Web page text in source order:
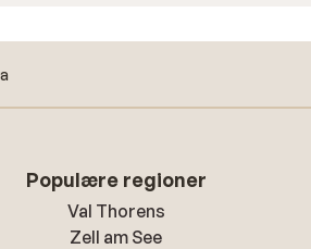
Populære regioner
Val Thorens
Zell am See